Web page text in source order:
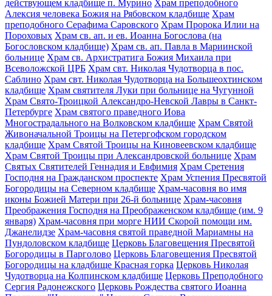
действующем кладбище п. Мурино Храм преподобного
Алексия человека Божия на Рябовском кладбище Храм
преподобного Серафима Саровского Храм Пророка Илии на
Пороховых Храм св. ап. и ев. Иоанна Богослова (на
Богословском кладбище) Храм св. ап. Павла в Мариинской
больнице Храм св. Архистратига Божия Михаила при
Всеволожской ЦРБ Храм свт. Николая Чудотворца в пос.
Саблино Храм свт. Николая Чудотворца на Большеохтинском
кладбище Храм святителя Луки при больнице на Чугунной
Храм Свято-Троицкой Александро-Невской Лавры в Санкт-
Петербурге Храм святого праведного Иова
Многострадального на Волковском кладбище Храм Святой
Живоначальной Троицы на Петергофском городском
кладбище Храм Святой Троицы на Киновеевском кладбище
Храм Святой Троицы при Александровской больнице Храм
Святых Святителей Геннадия и Евфимия Храм Сретения
Господня на Гражданском проспекте Храм Успения Пресвятой
Богородицы на Северном кладбище Храм-часовня во имя
иконы Божией Матери при 26-й больнице Храм-часовня
Преображения Господня на Преображенском кладбище (им. 9
января) Храм-часовня при морге НИИ Скорой помощи им.
Джанелидзе Храм-часовня святой праведной Мариамны на
Пундоловском кладбище Церковь Благовещения Пресвятой
Богородицы в Парголово Церковь Благовещения Пресвятой
Богородицы на кладбище Красная горка Церковь Николая
Чудотворца на Колпинском кладбище Церковь Преподобного
Сергия Радонежского Церковь Рождества святого Иоанна